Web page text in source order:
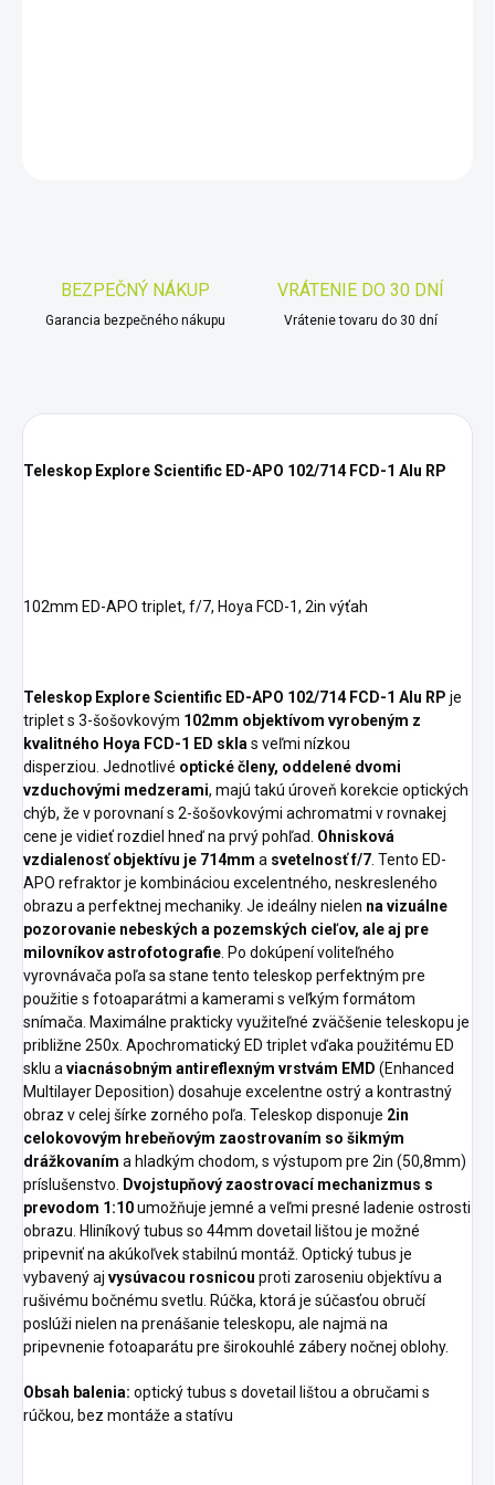
BEZPEČNÝ NÁKUP
Garancia bezpečného nákupu
VRÁTENIE DO 30 DNÍ
Vrátenie tovaru do 30 dní
Teleskop Explore Scientific ED-APO 102/714 FCD-1 Alu RP
102mm ED-APO triplet, f/7, Hoya FCD-1, 2in výťah
Teleskop Explore Scientific ED-APO 102/714 FCD-1 Alu RP je
triplet s 3-šošovkovým 102mm objektívom vyrobeným z
kvalitného Hoya FCD-1 ED sklas veľmi nízkou
disperziou. Jednotlivé optické členy, oddelené dvomi
vzduchovými medzerami, majú takú úroveň korekcie optických
chýb, že v porovnaní s 2-šošovkovými achromatmi v rovnakej
cene je vidieť rozdiel hneď na prvý pohľad. Ohnisková
vzdialenosť objektívu je 714mm a svetelnosť f/7. Tento ED-
APO refraktor je kombináciou excelentného, neskresleného
obrazu a perfektnej mechaniky. Je ideálny nielen na vizuálne
pozorovanie nebeských a pozemských cieľov, ale aj pre
milovníkov astrofotografie. Po dokúpení voliteľného
vyrovnávača poľa sa stane tento teleskop perfektným pre
použitie s fotoaparátmi a kamerami s veľkým formátom
snímača. Maximálne prakticky využiteľné zväčšenie teleskopu je
približne 250x. Apochromatický ED triplet vďaka použitému ED
sklu aviacnásobným antireflexným vrstvám EMD (Enhanced
Multilayer Deposition) dosahuje excelentne ostrý a kontrastný
obraz v celej šírke zorného poľa. Teleskop disponuje 2in
celokovovým hrebeňovým zaostrovaním so šikmým
drážkovaním a hladkým chodom, s výstupom pre 2in (50,8mm)
príslušenstvo. Dvojstupňový zaostrovací mechanizmus s
prevodom 1:10umožňuje jemné a veľmi presné ladenie ostrosti
obrazu. Hliníkový tubus so 44mm dovetail lištou je možné
pripevniť na akúkoľvek stabilnú montáž. Optický tubus je
vybavený aj vysúvacou rosnicou proti zaroseniu objektívu a
rušivému bočnému svetlu. Rúčka, ktorá je súčasťou obručí
poslúži nielen na prenášanie teleskopu, ale najmä na
pripevnenie fotoaparátu pre širokouhlé zábery nočnej oblohy.
Obsah balenia: optický tubus s dovetail lištou a obručami s
rúčkou, bez montáže a statívu